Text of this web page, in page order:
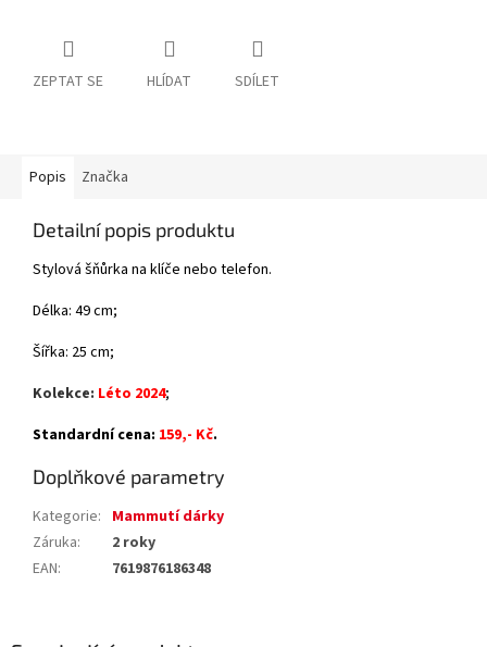
ZEPTAT SE HLÍDAT SDÍLET
Popis Značka
Detailní popis produktu
Stylová šňůrka na klíče nebo telefon.
Délka: 49 cm;
Šířka: 25 cm;
Kolekce: Léto 2024;
Standardní cena: 159,- Kč.
Doplňkové parametry
Kategorie: Mammutí dárky
Záruka:
2 roky
EAN: 7619876186348